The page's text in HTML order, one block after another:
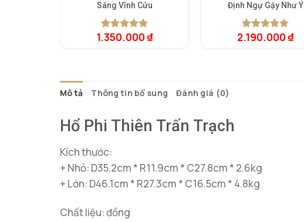
Sáng Vĩnh Cửu
5.00trên 5
1
1.350.000₫
Định Ngự Gậy Như Ý
5.00trên 5
1
2.190.000₫
Mô tả Thông tin bổ sung Đánh giá (0)
Hổ Phi Thiên Trấn Trạch
Kích thước:
+ Nhỏ: D35.2cm * R11.9cm * C27.8cm * 2.6kg
+ Lớn: D46.1cm * R27.3cm * C16.5cm * 4.8kg
Chất liệu: đồng